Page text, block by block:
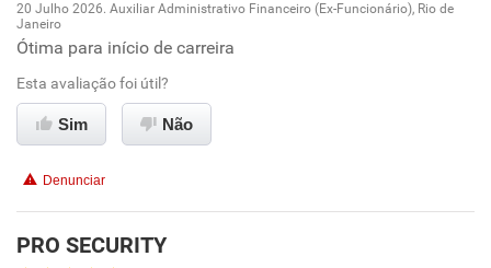
Conciliação com a vida familiar
Benefícios
Recomenda esta empresa
Oportunidade de promoção
Ambiente de trabalho
Conciliação com a vida familiar
Recomenda esta empresa
20 Julho 2026. Auxiliar Administrativo Financeiro (Ex-Funcionário), Rio de
Janeiro
Ótima para início de carreira
Esta avaliação foi útil?
Sim Não
Denunciar
PRO SECURITY